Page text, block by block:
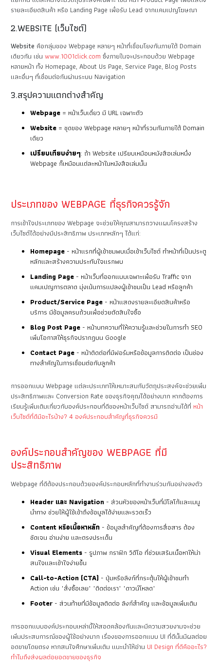
รายละเอียดสินค้า หรือ Landing Page เพื่อรับ Lead จากแคมเปญโฆษณา
2.WEBSITE (เว็บไซต์)
Website คือกลุ่มของ Webpage หลายๆ หน้าที่เชื่อมโยงกันภายใต้ Domain
เดียวกัน เช่น www.1001click.com ซึ่งภายในจะประกอบด้วย Webpage
หลายหน้า ทั้ง Homepage, About Us Page, Service Page, Blog Posts
และอื่นๆ ที่เชื่อมต่อกันผ่านระบบ Navigation
3.สรุปความแตกต่างสำคัญ
Webpage = หน้าเว็บเดี่ยว มี URL เฉพาะตัว
Website = ชุดของ Webpage หลายๆ หน้าที่รวมกันภายใต้ Domain
เดียว
เปรียบเทียบง่ายๆ: ถ้า Website เปรียบเหมือนหนังสือเล่มหนึ่ง
Webpage ก็เหมือนแต่ละหน้าในหนังสือเล่มนั้น
ประเภทของ WEBPAGE ที่ธุรกิจควรรู้จัก
การเข้าใจประเภทของ Webpage จะช่วยให้คุณสามารถวางแผนโครงสร้าง
เว็บไซต์ได้อย่างมีประสิทธิภาพ ประเภทหลักๆ ได้แก่:
Homepage - หน้าแรกที่ผู้เข้าชมพบเมื่อเข้าเว็บไซต์ ทำหน้าที่เป็นประตู
หลักและสร้างความประทับใจแรกพบ
Landing Page - หน้าเว็บที่ออกแบบเฉพาะเพื่อรับ Traffic จาก
แคมเปญการตลาด มุ่งเน้นการแปลงผู้เข้าชมเป็น Lead หรือลูกค้า
Product/Service Page - หน้าแสดงรายละเอียดสินค้าหรือ
บริการ มีข้อมูลครบถ้วนเพื่อช่วยตัดสินใจซื้อ
Blog Post Page - หน้าบทความที่ให้ความรู้และช่วยในการทำ SEO
เพิ่มโอกาสให้ธุรกิจปรากฏบน Google
Contact Page - หน้าติดต่อที่มีฟอร์มหรือข้อมูลการติดต่อ เป็นช่อง
ทางสำคัญในการเชื่อมต่อกับลูกค้า
การออกแบบ Webpage แต่ละประเภทให้เหมาะสมกับวัตถุประสงค์จะช่วยเพิ่ม
ประสิทธิภาพและ Conversion Rate ของธุรกิจคุณได้อย่างมาก หากต้องการ
เรียนรู้เพิ่มเติมเกี่ยวกับองค์ประกอบที่ดีของหน้าเว็บไซต์ สามารถอ่านได้ที่ หน้า
เว็บไซต์ที่ดีมีอะไรบ้าง? 4 องค์ประกอบสำคัญที่ธุรกิจควรมี
องค์ประกอบสำคัญของ WEBPAGE ที่มี
ประสิทธิภาพ
Webpage ที่ดีต้องประกอบด้วยองค์ประกอบหลักที่ทำงานร่วมกันอย่างลงตัว
Header และ Navigation - ส่วนหัวของหน้าเว็บที่มีโลโก้และเมนู
นำทาง ช่วยให้ผู้ใช้เข้าถึงข้อมูลได้ง่ายและรวดเร็ว
Content หรือเนื้อหาหลัก - ข้อมูลสำคัญที่ต้องการสื่อสาร ต้อง
ชัดเจน อ่านง่าย และตรงประเด็น
Visual Elements - รูปภาพ กราฟิก วิดีโอ ที่ช่วยเสริมเนื้อหาให้น่า
สนใจและเข้าใจง่ายขึ้น
Call-to-Action (CTA) - ปุ่มหรือลิงก์ที่กระตุ้นให้ผู้เข้าชมทำ
Action เช่น "สั่งซื้อเลย" "ติดต่อเรา" "ดาวน์โหลด"
Footer - ส่วนท้ายที่มีข้อมูลติดต่อ ลิงก์สำคัญ และข้อมูลเพิ่มเติม
การออกแบบองค์ประกอบเหล่านี้ให้สอดคล้องกันและมีความสวยงามจะช่วย
เพิ่มประสบการณ์ของผู้ใช้อย่างมาก เรื่องของการออกแบบ UI ที่ดีนั้นมีผลต่อย
อดขายโดยตรง หากสนใจศึกษาเพิ่มเติม แนะนำให้อ่าน UI Design ที่ดีคืออะไร?
ทำไมถึงส่งผลต่อยอดขายของธุรกิจ